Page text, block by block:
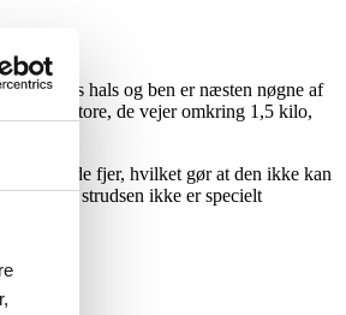
og dens hals og ben er næsten nøgne af
æg er store, de vejer omkring 1,5 kilo,
fjer, hvilket gør at den ikke kan
gør at strudsen ikke er specielt